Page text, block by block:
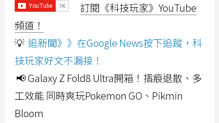
訂閱《科技玩家》YouTube
頻道！
💡 追新聞》》在Google News按下追蹤，科
技玩家好文不漏接！
📢 Galaxy Z Fold8 Ultra開箱！摺痕退散、多
工效能 同時爽玩Pokemon GO、Pikmin
Bloom